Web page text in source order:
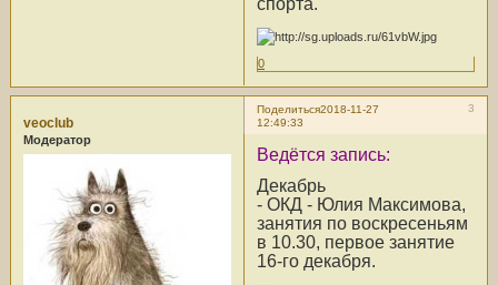
спорта.
0
Поделиться 3
2018-11-27
12:49:33
veoclub
Модератор
Ведётся запись:
Декабрь
- ОКД - Юлия Максимова,
занятия по воскресеньям
в 10.30, первое занятие
16-го декабря.